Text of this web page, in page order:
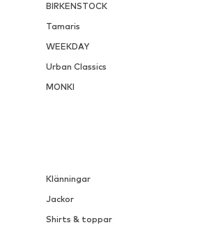
BIRKENSTOCK
Tamaris
WEEKDAY
Urban Classics
MONKI
Klänningar
Jackor
Shirts & toppar